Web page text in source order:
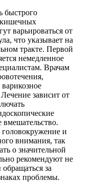
быстрого
кишечных
варьироваться от
что указывает на
тракте. Первой
немедленное
Врачам
зависит от
головокружение и
внимания, так
о значительной
рекомендуют не
за
проблемы.